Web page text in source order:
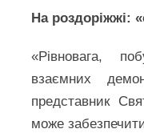
На роздоріжжі:
«Рівновага,
взаємних
представник
може